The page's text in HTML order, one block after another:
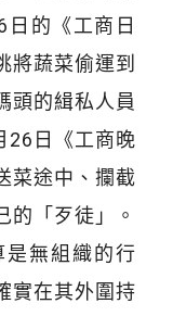
的《工商日
將蔬菜偷運到
頭的緝私人員
26日《工商晚
菜途中、攔截
的「歹徒」。
無組織的行
實在其外圍持